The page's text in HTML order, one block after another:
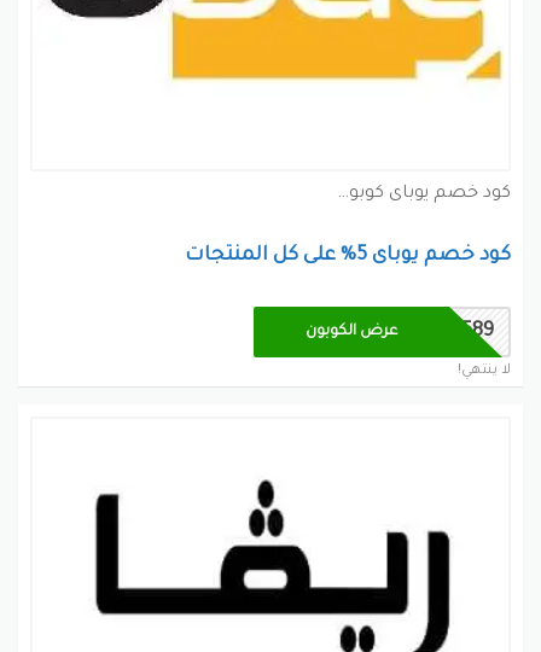
كود خصم يوباى كوبون
كود خصم يوباى 5% على كل المنتجات
UBUD589 عرض الكوبون
لا ينتهي!